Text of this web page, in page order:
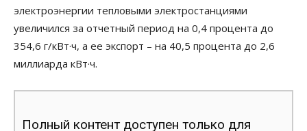
электроэнергии тепловыми электростанциями
увеличился за отчетный период на 0,4 процента до
354,6 г/кВт·ч, а ее экспорт – на 40,5 процента до 2,6
миллиарда кВт·ч.
Полный контент доступен только для